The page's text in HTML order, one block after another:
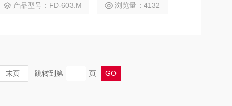
置式冷阱捕冰效率更高，节能环保，使客户获得更加
产品型号：FD-603.M 浏览量：4132
末页 跳转到第 页